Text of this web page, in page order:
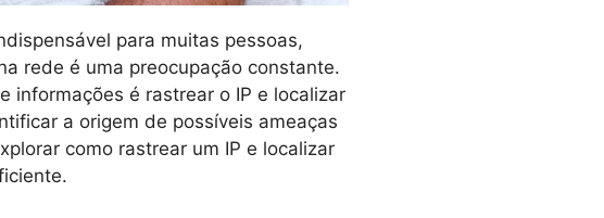
para muitas pessoas,
rede é uma preocupação constante.
informações é rastrear o IP e localizar
a origem de possíveis ameaças
como rastrear um IP e localizar